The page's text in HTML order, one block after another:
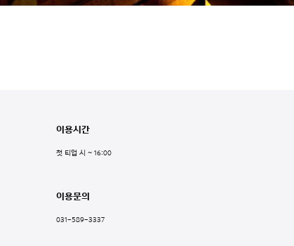
이용시간
첫 티업 시 ~ 16:00
이용문의
031-589-3337